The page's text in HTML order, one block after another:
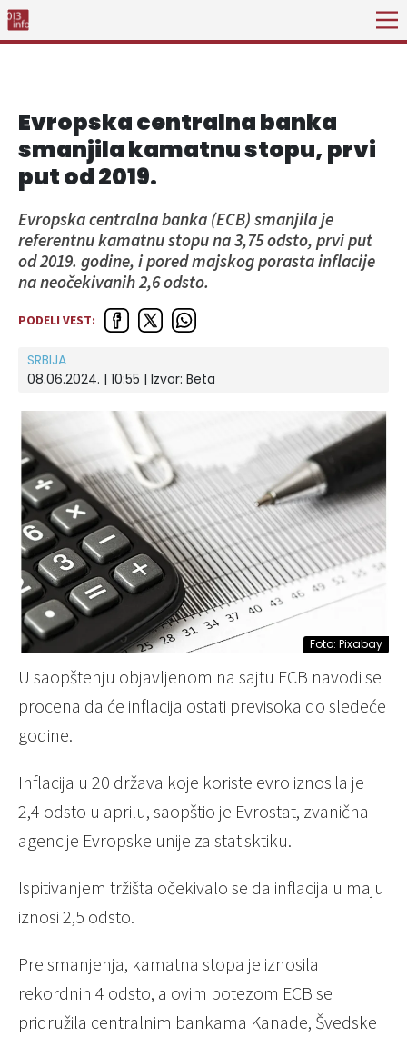
Evropska centralna banka
smanjila kamatnu stopu, prvi
put od 2019.
Evropska centralna banka (ECB) smanjila je
referentnu kamatnu stopu na 3,75 odsto, prvi put
od 2019. godine, i pored majskog porasta inflacije
na neočekivanih 2,6 odsto.
PODELI VEST:
SRBIJA
08.06.2024. | 10:55 | Izvor: Beta
Foto: Pixabay
U saopštenju objavljenom na sajtu ECB navodi se
procena da će inflacija ostati previsoka do sledeće
godine.
Inflacija u 20 država koje koriste evro iznosila je
2,4 odsto u aprilu, saopštio je Evrostat, zvanična
agencije Evropske unije za statisktiku.
Ispitivanjem tržišta očekivalo se da inflacija u maju
iznosi 2,5 odsto.
Pre smanjenja, kamatna stopa je iznosila
rekordnih 4 odsto, a ovim potezom ECB se
pridružila centralnim bankama Kanade, Švedske i